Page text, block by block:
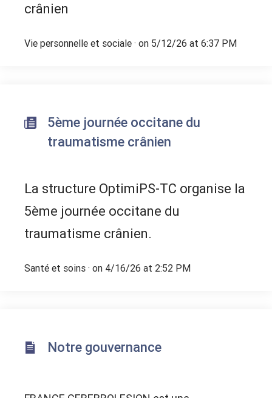
crânien
Vie personnelle et sociale · on 5/12/26 at 6:37 PM
5ème journée occitane du
traumatisme crânien
La structure OptimiPS-TC organise la
5ème journée occitane du
traumatisme crânien.
Santé et soins · on 4/16/26 at 2:52 PM
Notre gouvernance